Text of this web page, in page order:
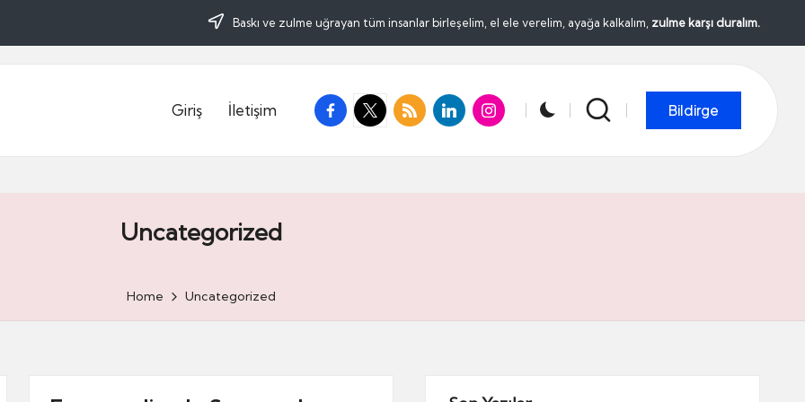
Baskı ve zulme uğrayan tüm insanlar birleşelim, el ele verelim, ayağa kalkalım, zulme karşı duralım.
Giriş İletişim facebook.com
twitter.com
rss.comlinkedin.cominstagram.com Bildirge
Uncategorized
Home Uncategorized